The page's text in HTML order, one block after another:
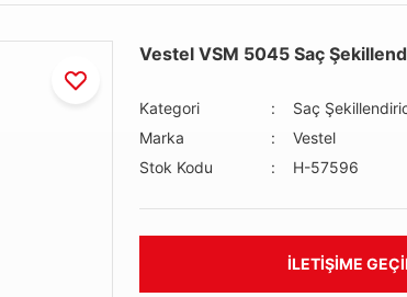
Vestel VSM 5045 Saç
Kategori
Saç
Marka
Vestel
Stok Kodu
H-57596
İLETIŞIME